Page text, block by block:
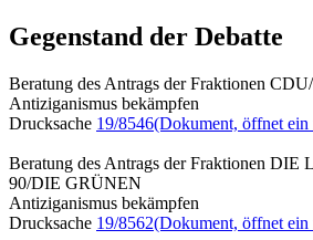
Gegenstand der Debatte
Beratung des Antrags der Fraktionen
Antiziganismus bekämpfen
Drucksache 19/8546(Dokument, öffnet ein
Beratung des Antrags der Fraktionen DIE
90/DIE GRÜNEN
Antiziganismus bekämpfen
Drucksache 19/8562(Dokument, öffnet ein